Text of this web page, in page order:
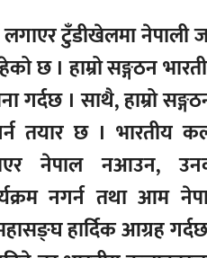
लगाएर टुँडीखेलमा नेपाली
छ । हाम्रो सङ्गठन
गर्दछ । साथै, हाम्रो
गर्न तयार छ ।
नेपाल नआउन,
नगर्न तथा आम
हार्दिक आग्रह